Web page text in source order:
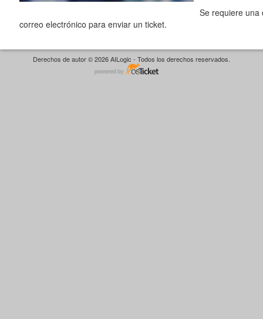
Se requiere una
correo electrónico para enviar un ticket.
Derechos de autor © 2026 AILogic - Todos los derechos reservados.